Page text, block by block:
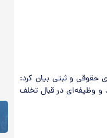
حقوقی و ثبتی بیان کرد:
و وظیفه‌ای در قبال تخلف